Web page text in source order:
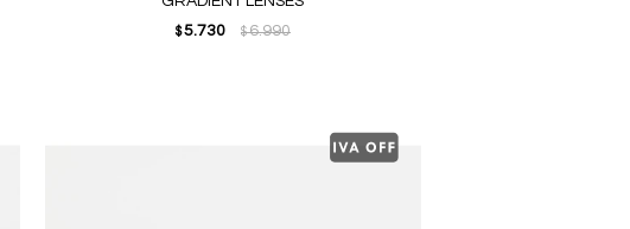
$ 5.730 $6.990